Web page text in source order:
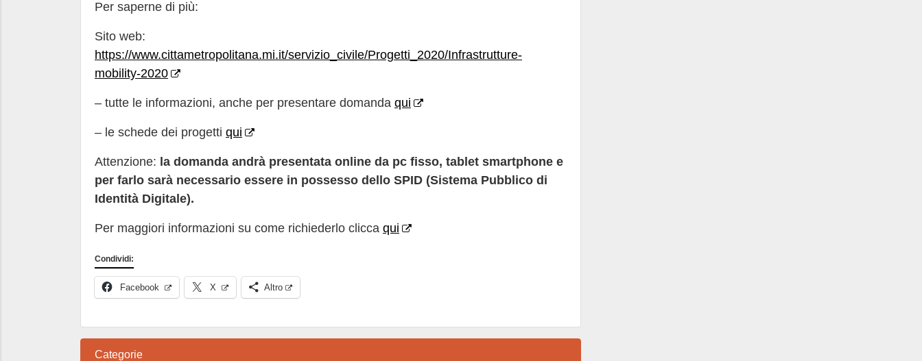
Per saperne di più:
Sito web:
https://www.cittametropolitana.mi.it/servizio_civile/Progetti_2020/Infrastrutture-
mobility-2020
– tutte le informazioni, anche per presentare domanda qui
– le schede dei progetti qui
Attenzione: la domanda andrà presentata online da pc fisso, tablet smartphone e
per farlo sarà necessario essere in possesso dello SPID (Sistema Pubblico di
Identità Digitale).
Per maggiori informazioni su come richiederlo clicca qui
Condividi:
Facebook X Altro
Categorie